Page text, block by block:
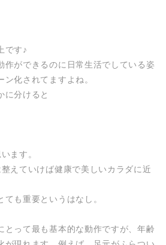
です♪
作ができるのに日常生活でしている姿
化されてますよね。
に分けると
ます。
えていけば健康で美しいカラダに近
も重要というはなし。
とって最も基本的な動作ですが、年齢